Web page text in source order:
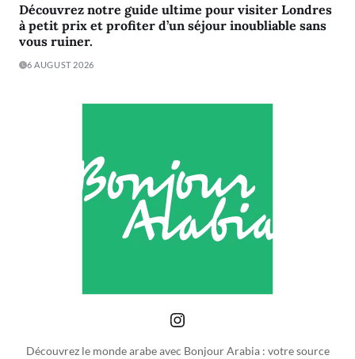
Découvrez notre guide ultime pour visiter Londres
à petit prix et profiter d’un séjour inoubliable sans
vous ruiner.
6 AUGUST 2026
Découvrez le monde arabe avec Bonjour Arabia : votre source